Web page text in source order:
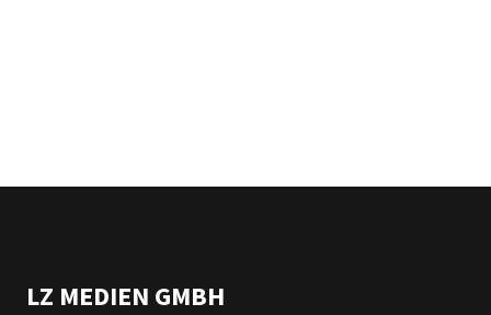
LZ MEDIEN GMBH